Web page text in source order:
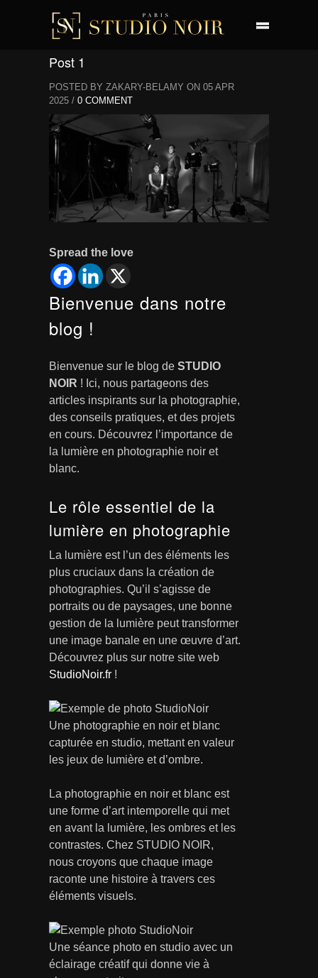
Post 1
POSTED BY ZAKARY-BELAMY ON 05 APR
2025 / 0 COMMENT
Spread the love
Bienvenue dans notre
blog !
Bienvenue sur le blog de STUDIO
NOIR ! Ici, nous partageons des
articles inspirants sur la photographie,
des conseils pratiques, et des projets
en cours. Découvrez l’importance de
la lumière en photographie noir et
blanc.
Le rôle essentiel de la
lumière en photographie
La lumière est l’un des éléments les
plus cruciaux dans la création de
photographies. Qu’il s’agisse de
portraits ou de paysages, une bonne
gestion de la lumière peut transformer
une image banale en une œuvre d’art.
Découvrez plus sur notre site web
StudioNoir.fr !
Une photographie en noir et blanc
capturée en studio, mettant en valeur
les jeux de lumière et d’ombre.
La photographie en noir et blanc est
une forme d’art intemporelle qui met
en avant la lumière, les ombres et les
contrastes. Chez STUDIO NOIR,
nous croyons que chaque image
raconte une histoire à travers ces
éléments visuels.
Une séance photo en studio avec un
éclairage créatif qui donne vie à